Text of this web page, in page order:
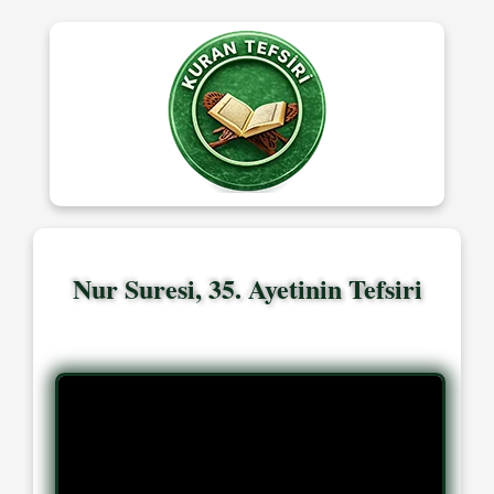
Nur Suresi, 35. Ayetinin Tefsiri